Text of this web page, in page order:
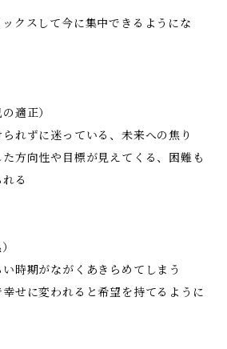
クスして今に集中できるようにな
適正）
れずに迷っている、未来への焦り
方向性や目標が見えてくる、困難も
る
時期がながくあきらめてしまう
せに変われると希望を持てるように